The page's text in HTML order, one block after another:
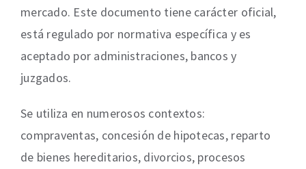
mercado. Este documento tiene carácter oficial,
está regulado por normativa específica y es
aceptado por administraciones, bancos y
juzgados.
Se utiliza en numerosos contextos:
compraventas, concesión de hipotecas, reparto
de bienes hereditarios, divorcios, procesos